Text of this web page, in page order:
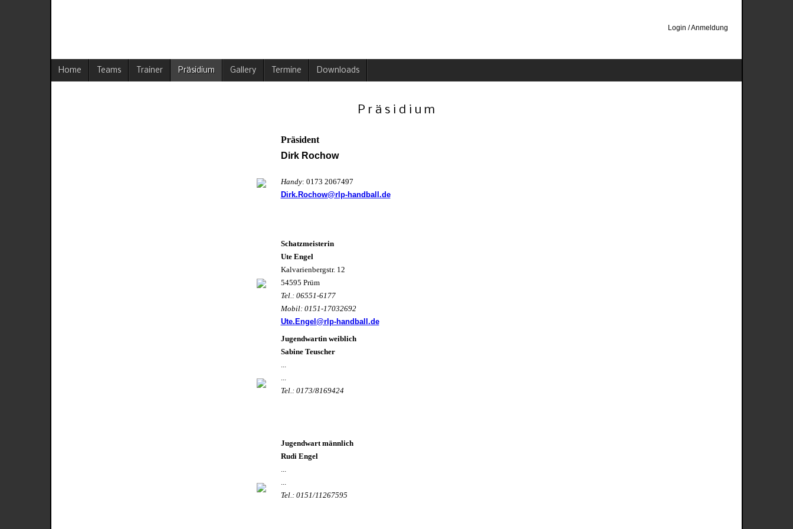
Login / Anmeldung
Home Teams Trainer Präsidium Gallery Termine Downloads
P r ä s i d i u m
Präsident
Dirk Rochow
Handy: 0173 2067497
Dirk.Rochow@rlp-handball.de
Schatzmeisterin
Ute Engel
Kalvarienbergstr. 12
54595 Prüm
Tel.: 06551-6177
Mobil: 0151-17032692
Ute.Engel@rlp-handball.de
Jugendwartin weiblich
Sabine Teuscher
...
...
Tel.: 0173/8169424
Jugendwart männlich
Rudi Engel
...
...
Tel.: 0151/11267595